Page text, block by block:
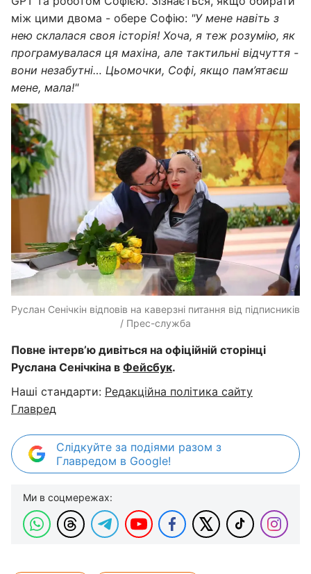
між цими двома - обере Софію: "У мене навіть з
нею склалася своя історія! Хоча, я теж розумію, як
програмувалася ця махіна, але тактильні відчуття -
вони незабутні… Цьомочки, Софі, якщо пам’ятаєш
мене, мала!"
Руслан Сенічкін відповів на каверзні питання від підписників
/ Прес-служба
Повне інтерв’ю дивіться на офіційній сторінці
Руслана Сенічкіна в Фейсбук.
Наші стандарти: Редакційна політика сайту
Главред
Слідкуйте за подіями разом з
Главредом в Google!
Ми в соцмережах: